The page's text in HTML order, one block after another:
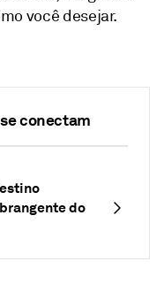
você desejar.
conectam
do